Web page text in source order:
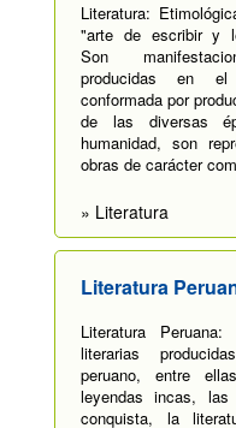
Literatura:
"arte de escribir y
Son
producidas en
conformada por
de las diversas
humanidad, son
obras de carácter
» Literatura
Literatura
Literatura Peruana:
literarias
peruano, entre
leyendas incas,
conquista, la